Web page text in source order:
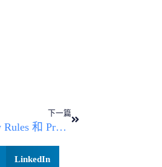
下一篇
停止支持 Workflow Rules 和 Process Builder
LinkedIn